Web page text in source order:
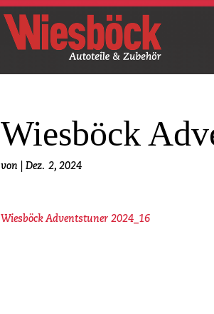
Wiesböck
von |Dez. 2, 2024
Wiesböck Adventstuner 2024_16